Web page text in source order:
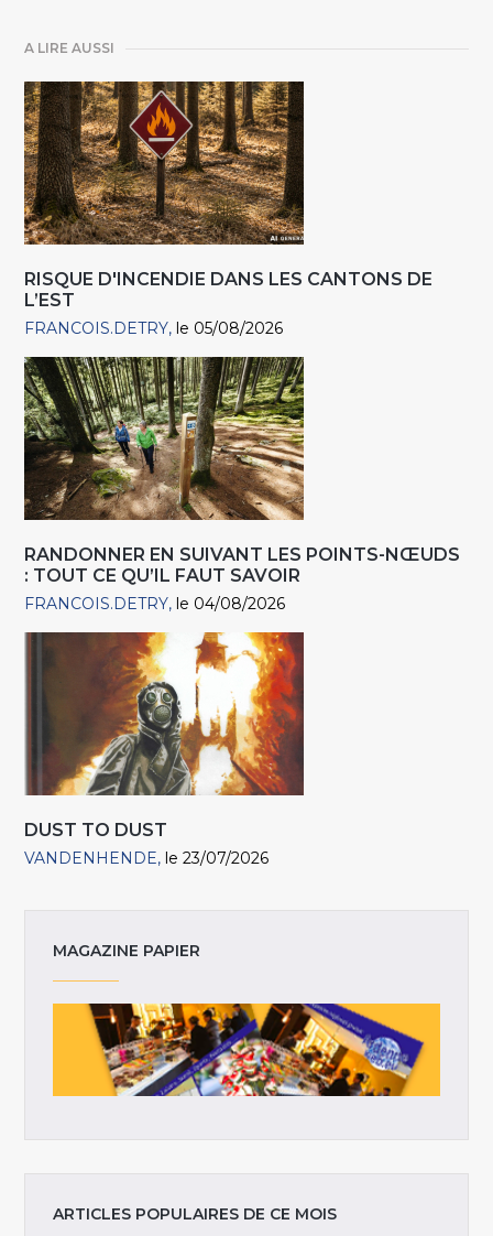
A LIRE AUSSI
RISQUE D'INCENDIE DANS LES CANTONS DE
L’EST
FRANCOIS.DETRY le 05/08/2026
RANDONNER EN SUIVANT LES POINTS-NŒUDS
: TOUT CE QU’IL FAUT SAVOIR
FRANCOIS.DETRY le 04/08/2026
DUST TO DUST
VANDENHENDE le 23/07/2026
MAGAZINE PAPIER
ARTICLES POPULAIRES DE CE MOIS